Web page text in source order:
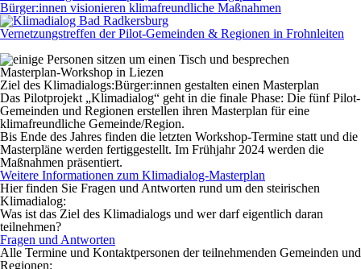
Bürger:innen visionieren klimafreundliche Maßnahmen
Vernetzungstreffen der Pilot-Gemeinden & Regionen in Frohnleiten
Masterplan-Workshop in Liezen
Ziel des Klimadialogs:Bürger:innen gestalten einen Masterplan
Das Pilotprojekt „Klimadialog“ geht in die finale Phase: Die fünf Pilot-
Gemeinden und Regionen erstellen ihren Masterplan für eine
klimafreundliche Gemeinde/Region.
Bis Ende des Jahres finden die letzten Workshop-Termine statt und die
Masterpläne werden fertiggestellt. Im Frühjahr 2024 werden die
Maßnahmen präsentiert.
Weitere Informationen zum Klimadialog-Masterplan
Hier finden Sie Fragen und Antworten rund um den steirischen
Klimadialog:
Was ist das Ziel des Klimadialogs und wer darf eigentlich daran
teilnehmen?
Fragen und Antworten
Alle Termine und Kontaktpersonen der teilnehmenden Gemeinden und
Regionen: